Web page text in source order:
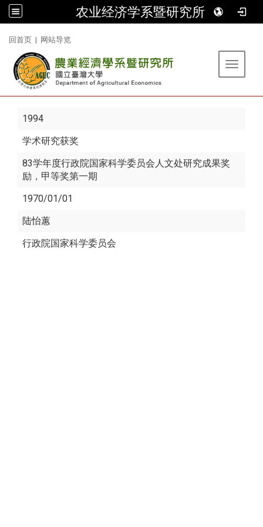
农业经济学系暨研究所
回首页 | 网站导览
Toggle
1994
学术研究获奖
83学年度行政院国家科学委员会人文处研究成果奖
励，甲等奖第一期
1970/01/01
陆怡蕙
行政院国家科学委员会